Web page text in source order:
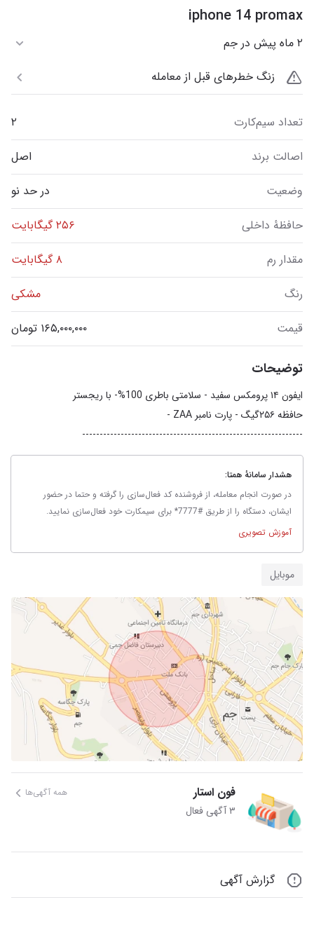
iphone 14 promax
۲ ماه پیش در جم
زنگ خطرهای قبل از معامله
تعداد سیم‌کارت
۲
اصالت برند
اصل
وضعیت
در حد نو
حافظهٔ داخلی
۲۵۶ گیگابایت
مقدار رم
۸ گیگابایت
رنگ
مشکی
قیمت
توضیحات
---------------------------------------------------------------
هشدار سامانهٔ همتا:
در صورت انجام معامله، از فروشنده کد فعال‌سازی را گرفته و حتما در حضور
ایشان، دستگاه را از طریق #7777* برای سیمکارت خود فعال‌سازی نمایید.
آموزش تصویری
موبایل
فون استار همه آگهی‌ها
۳ آگهی فعال
گزارش آگهی